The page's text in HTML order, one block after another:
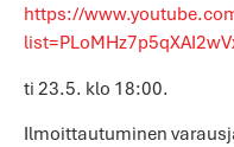
https://
ti 23.5. klo 18:00.
Ilmoittautuminen